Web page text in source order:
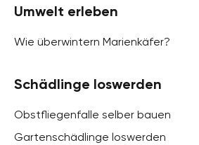
Umwelt erleben
Wie überwintern Marienkäfer?
Schädlinge loswerden
Obstfliegenfalle selber bauen
Gartenschädlinge loswerden